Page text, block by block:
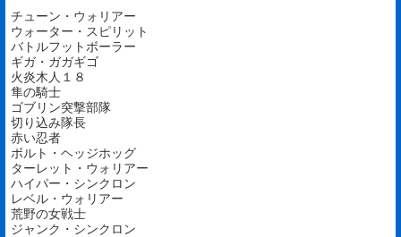
チューン・ウォリアー
ウォーター・スピリット
バトルフットボーラー
ギガ・ガガギゴ
火炎木人１８
隼の騎士
ゴブリン突撃部隊
切り込み隊長
赤い忍者
ボルト・ヘッジホッグ
ターレット・ウォリアー
ハイパー・シンクロン
レベル・ウォリアー
荒野の女戦士
ジャンク・シンクロン